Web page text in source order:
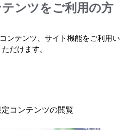
ンツをご利用の方
ンテンツ、サイト機能をご利用い
ただけます。
コンテンツの閲覧